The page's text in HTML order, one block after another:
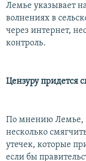
Лемье указывает
волнениях в
через интернет,
контроль.
Цензуру придется
По мнению Лемье,
несколько
утечек, которые
если бы